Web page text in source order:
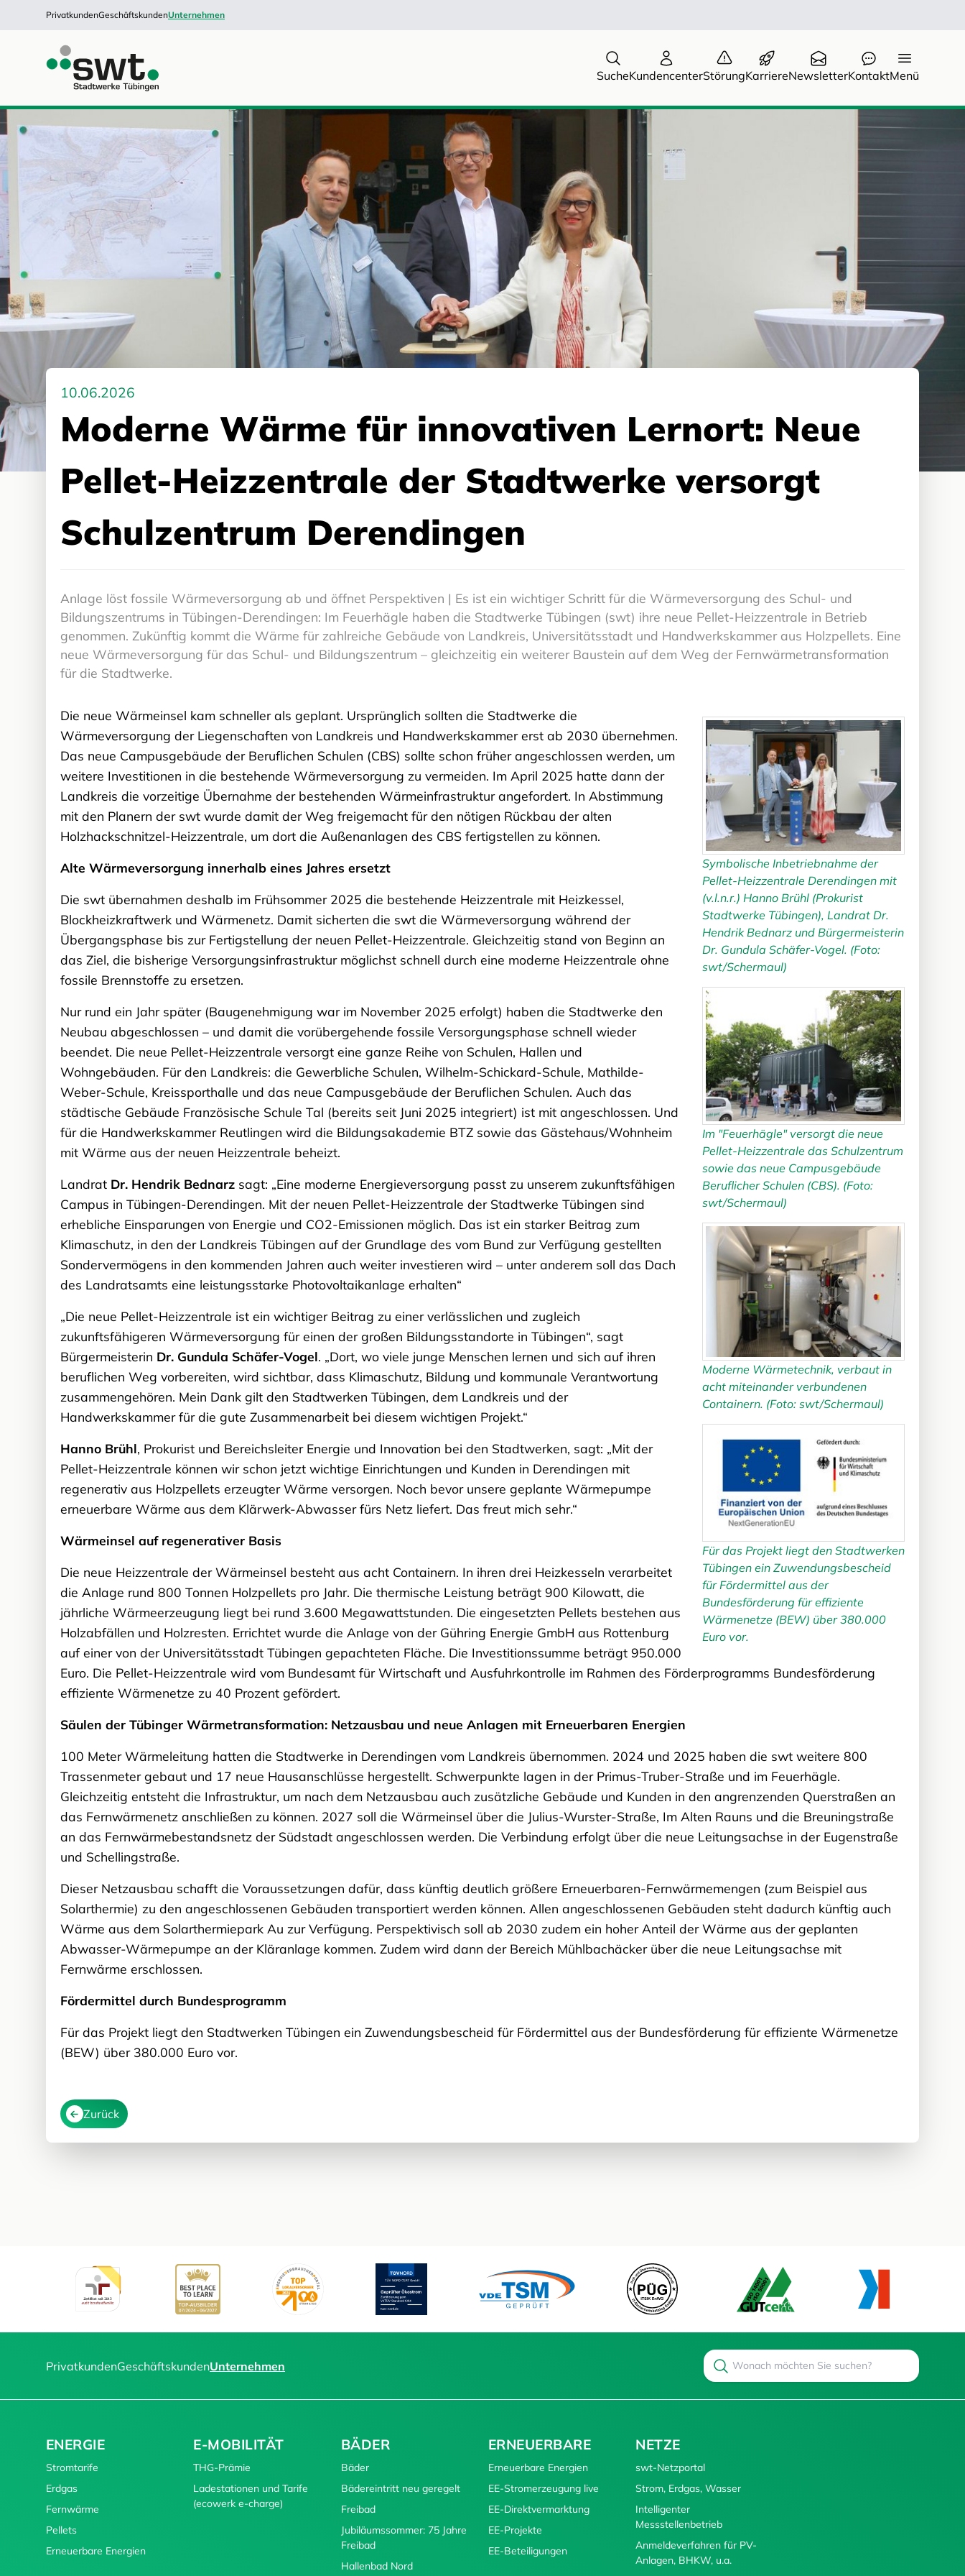
PrivatkundenGeschäftskundenUnternehmen
SucheKundencenterStörungKarriereNewsletterKontaktMenü
10.06.2026
Moderne Wärme für innovativen Lernort: Neue
Pellet-Heizzentrale der Stadtwerke versorgt
Schulzentrum Derendingen
Anlage löst fossile Wärmeversorgung ab und öffnet Perspektiven | Es ist ein wichtiger Schritt für die Wärmeversorgung des Schul- und
Bildungszentrums in Tübingen-Derendingen: Im Feuerhägle haben die Stadtwerke Tübingen (swt) ihre neue Pellet-Heizzentrale in Betrieb
genommen. Zukünftig kommt die Wärme für zahlreiche Gebäude von Landkreis, Universitätsstadt und Handwerkskammer aus Holzpellets. Eine
neue Wärmeversorgung für das Schul- und Bildungszentrum – gleichzeitig ein weiterer Baustein auf dem Weg der Fernwärmetransformation
für die Stadtwerke.
Symbolische Inbetriebnahme der
Pellet-Heizzentrale Derendingen mit
(v.l.n.r.) Hanno Brühl (Prokurist
Stadtwerke Tübingen), Landrat Dr.
Hendrik Bednarz und Bürgermeisterin
Dr. Gundula Schäfer-Vogel. (Foto:
swt/Schermaul)
Im "Feuerhägle" versorgt die neue
Pellet-Heizzentrale das Schulzentrum
sowie das neue Campusgebäude
Beruflicher Schulen (CBS). (Foto:
swt/Schermaul)
Moderne Wärmetechnik, verbaut in
acht miteinander verbundenen
Containern. (Foto: swt/Schermaul)
Für das Projekt liegt den Stadtwerken
Tübingen ein Zuwendungsbescheid
für Fördermittel aus der
Bundesförderung für effiziente
Wärmenetze (BEW) über 380.000
Euro vor.
Die neue Wärmeinsel kam schneller als geplant. Ursprünglich sollten die Stadtwerke die
Wärmeversorgung der Liegenschaften von Landkreis und Handwerkskammer erst ab 2030 übernehmen.
Das neue Campusgebäude der Beruflichen Schulen (CBS) sollte schon früher angeschlossen werden, um
weitere Investitionen in die bestehende Wärmeversorgung zu vermeiden. Im April 2025 hatte dann der
Landkreis die vorzeitige Übernahme der bestehenden Wärmeinfrastruktur angefordert. In Abstimmung
mit den Planern der swt wurde damit der Weg freigemacht für den nötigen Rückbau der alten
Holzhackschnitzel-Heizzentrale, um dort die Außenanlagen des CBS fertigstellen zu können.
Alte Wärmeversorgung innerhalb eines Jahres ersetzt
Die swt übernahmen deshalb im Frühsommer 2025 die bestehende Heizzentrale mit Heizkessel,
Blockheizkraftwerk und Wärmenetz. Damit sicherten die swt die Wärmeversorgung während der
Übergangsphase bis zur Fertigstellung der neuen Pellet-Heizzentrale. Gleichzeitig stand von Beginn an
das Ziel, die bisherige Versorgungsinfrastruktur möglichst schnell durch eine moderne Heizzentrale ohne
fossile Brennstoffe zu ersetzen.
Nur rund ein Jahr später (Baugenehmigung war im November 2025 erfolgt) haben die Stadtwerke den
Neubau abgeschlossen – und damit die vorübergehende fossile Versorgungsphase schnell wieder
beendet. Die neue Pellet-Heizzentrale versorgt eine ganze Reihe von Schulen, Hallen und
Wohngebäuden. Für den Landkreis: die Gewerbliche Schulen, Wilhelm-Schickard-Schule, Mathilde-
Weber-Schule, Kreissporthalle und das neue Campusgebäude der Beruflichen Schulen. Auch das
städtische Gebäude Französische Schule Tal (bereits seit Juni 2025 integriert) ist mit angeschlossen. Und
für die Handwerkskammer Reutlingen wird die Bildungsakademie BTZ sowie das Gästehaus/Wohnheim
mit Wärme aus der neuen Heizzentrale beheizt.
Landrat Dr. Hendrik Bednarz sagt: „Eine moderne Energieversorgung passt zu unserem zukunftsfähigen
Campus in Tübingen-Derendingen. Mit der neuen Pellet-Heizzentrale der Stadtwerke Tübingen sind
erhebliche Einsparungen von Energie und CO2-Emissionen möglich. Das ist ein starker Beitrag zum
Klimaschutz, in den der Landkreis Tübingen auf der Grundlage des vom Bund zur Verfügung gestellten
Sondervermögens in den kommenden Jahren auch weiter investieren wird – unter anderem soll das Dach
des Landratsamts eine leistungsstarke Photovoltaikanlage erhalten“
„Die neue Pellet-Heizzentrale ist ein wichtiger Beitrag zu einer verlässlichen und zugleich
zukunftsfähigeren Wärmeversorgung für einen der großen Bildungsstandorte in Tübingen“, sagt
Bürgermeisterin Dr. Gundula Schäfer-Vogel. „Dort, wo viele junge Menschen lernen und sich auf ihren
beruflichen Weg vorbereiten, wird sichtbar, dass Klimaschutz, Bildung und kommunale Verantwortung
zusammengehören. Mein Dank gilt den Stadtwerken Tübingen, dem Landkreis und der
Handwerkskammer für die gute Zusammenarbeit bei diesem wichtigen Projekt.“
Hanno Brühl, Prokurist und Bereichsleiter Energie und Innovation bei den Stadtwerken, sagt: „Mit der
Pellet-Heizzentrale können wir schon jetzt wichtige Einrichtungen und Kunden in Derendingen mit
regenerativ aus Holzpellets erzeugter Wärme versorgen. Noch bevor unsere geplante Wärmepumpe
erneuerbare Wärme aus dem Klärwerk-Abwasser fürs Netz liefert. Das freut mich sehr.“
Wärmeinsel auf regenerativer Basis
Die neue Heizzentrale der Wärmeinsel besteht aus acht Containern. In ihren drei Heizkesseln verarbeitet
die Anlage rund 800 Tonnen Holzpellets pro Jahr. Die thermische Leistung beträgt 900 Kilowatt, die
jährliche Wärmeerzeugung liegt bei rund 3.600 Megawattstunden. Die eingesetzten Pellets bestehen aus
Holzabfällen und Holzresten. Errichtet wurde die Anlage von der Gühring Energie GmbH aus Rottenburg
auf einer von der Universitätsstadt Tübingen gepachteten Fläche. Die Investitionssumme beträgt 950.000
Euro. Die Pellet-Heizzentrale wird vom Bundesamt für Wirtschaft und Ausfuhrkontrolle im Rahmen des Förderprogramms Bundesförderung
effiziente Wärmenetze zu 40 Prozent gefördert.
Säulen der Tübinger Wärmetransformation: Netzausbau und neue Anlagen mit Erneuerbaren Energien
100 Meter Wärmeleitung hatten die Stadtwerke in Derendingen vom Landkreis übernommen. 2024 und 2025 haben die swt weitere 800
Trassenmeter gebaut und 17 neue Hausanschlüsse hergestellt. Schwerpunkte lagen in der Primus-Truber-Straße und im Feuerhägle.
Gleichzeitig entsteht die Infrastruktur, um nach dem Netzausbau auch zusätzliche Gebäude und Kunden in den angrenzenden Querstraßen an
das Fernwärmenetz anschließen zu können. 2027 soll die Wärmeinsel über die Julius-Wurster-Straße, Im Alten Rauns und die Breuningstraße
an das Fernwärmebestandsnetz der Südstadt angeschlossen werden. Die Verbindung erfolgt über die neue Leitungsachse in der Eugenstraße
und Schellingstraße.
Dieser Netzausbau schafft die Voraussetzungen dafür, dass künftig deutlich größere Erneuerbaren-Fernwärmemengen (zum Beispiel aus
Solarthermie) zu den angeschlossenen Gebäuden transportiert werden können. Allen angeschlossenen Gebäuden steht dadurch künftig auch
Wärme aus dem Solarthermiepark Au zur Verfügung. Perspektivisch soll ab 2030 zudem ein hoher Anteil der Wärme aus der geplanten
Abwasser-Wärmepumpe an der Kläranlage kommen. Zudem wird dann der Bereich Mühlbachäcker über die neue Leitungsachse mit
Fernwärme erschlossen.
Fördermittel durch Bundesprogramm
Für das Projekt liegt den Stadtwerken Tübingen ein Zuwendungsbescheid für Fördermittel aus der Bundesförderung für effiziente Wärmenetze
(BEW) über 380.000 Euro vor.
Zurück
PrivatkundenGeschäftskundenUnternehmen
Search
ENERGIE
Stromtarife
Erdgas
Fernwärme
Pellets
Erneuerbare Energien
E-MOBILITÄT
THG-Prämie
Ladestationen und Tarife
(ecowerk e-charge)
BÄDER
Bäder
Bädereintritt neu geregelt
Freibad
Jubiläumssommer: 75 Jahre
Freibad
Hallenbad Nord
ERNEUERBARE
Erneuerbare Energien
EE-Stromerzeugung live
EE-Direktvermarktung
EE-Projekte
EE-Beteiligungen
NETZE
swt-Netzportal
Strom, Erdgas, Wasser
Intelligenter
Messstellenbetrieb
Anmeldeverfahren für PV-
Anlagen, BHKW, u.a.